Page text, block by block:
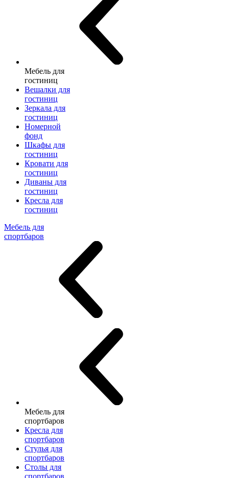
Мебель для
гостиниц
Вешалки для
гостиниц
Зеркала для
гостиниц
Номерной
фонд
Шкафы для
гостиниц
Кровати для
гостиниц
Диваны для
гостиниц
Кресла для
гостиниц
Мебель для
спортбаров
Мебель для
спортбаров
Кресла для
спортбаров
Стулья для
спортбаров
Столы для